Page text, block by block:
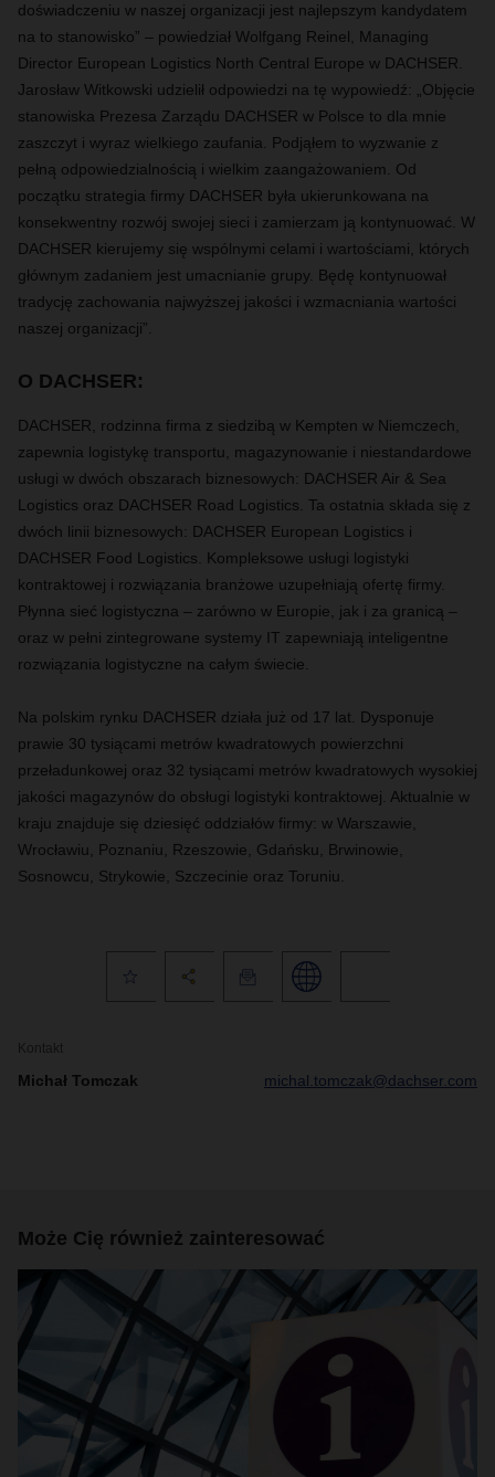
doświadczeniu w naszej organizacji jest najlepszym kandydatem
na to stanowisko” – powiedział Wolfgang Reinel, Managing
Director European Logistics North Central Europe w DACHSER.
Jarosław Witkowski udzielił odpowiedzi na tę wypowiedź: „Objęcie
stanowiska Prezesa Zarządu DACHSER w Polsce to dla mnie
zaszczyt i wyraz wielkiego zaufania. Podjąłem to wyzwanie z
pełną odpowiedzialnością i wielkim zaangażowaniem. Od
początku strategia firmy DACHSER była ukierunkowana na
konsekwentny rozwój swojej sieci i zamierzam ją kontynuować. W
DACHSER kierujemy się wspólnymi celami i wartościami, których
głównym zadaniem jest umacnianie grupy. Będę kontynuował
tradycję zachowania najwyższej jakości i wzmacniania wartości
naszej organizacji”.
O DACHSER:
DACHSER, rodzinna firma z siedzibą w Kempten w Niemczech,
zapewnia logistykę transportu, magazynowanie i niestandardowe
usługi w dwóch obszarach biznesowych: DACHSER Air & Sea
Logistics oraz DACHSER Road Logistics. Ta ostatnia składa się z
dwóch linii biznesowych: DACHSER European Logistics i
DACHSER Food Logistics. Kompleksowe usługi logistyki
kontraktowej i rozwiązania branżowe uzupełniają ofertę firmy.
Płynna sieć logistyczna – zarówno w Europie, jak i za granicą –
oraz w pełni zintegrowane systemy IT zapewniają inteligentne
rozwiązania logistyczne na całym świecie.
Na polskim rynku DACHSER działa już od 17 lat. Dysponuje
prawie 30 tysiącami metrów kwadratowych powierzchni
przeładunkowej oraz 32 tysiącami metrów kwadratowych wysokiej
jakości magazynów do obsługi logistyki kontraktowej. Aktualnie w
kraju znajduje się dziesięć oddziałów firmy: w Warszawie,
Wrocławiu, Poznaniu, Rzeszowie, Gdańsku, Brwinowie,
Sosnowcu, Strykowie, Szczecinie oraz Toruniu.
Kontakt
Michał Tomczak michal.tomczak@dachser.com
Może Cię również zainteresować